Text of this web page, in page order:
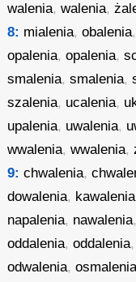
walenia,walenia,
8: mialenia,obalenia
opalenia,opalenia,
smalenia,smalenia,
szalenia, ucalenia,
upalenia, uwalenia,
wwalenia,wwalenia,
9: chwalenia,
dowalenia, kawalenia
napalenia, nawalenia,
oddalenia,oddalenia
odwalenia,